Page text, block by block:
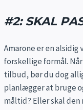
#2: SKAL
Amarone er en alsidig
forskellige formål.
tilbud, bør du dog
planlægger at bruge
måltid? Eller skal den